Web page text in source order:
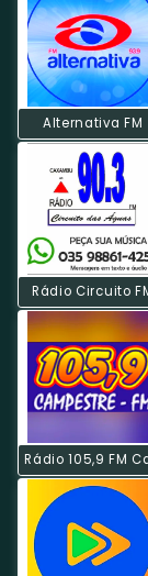
Alternativa FM
Rádio Circuito